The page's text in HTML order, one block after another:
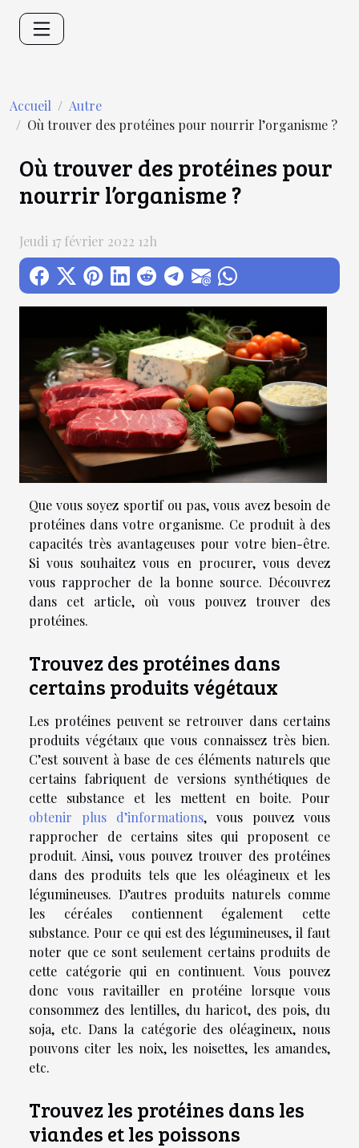
Accueil
Autre
Où trouver des protéines pour nourrir l’organisme ?
Où trouver des protéines pour
nourrir l’organisme ?
Jeudi 17 février 2022 12h
Que vous soyez sportif ou pas, vous avez besoin de
protéines dans votre organisme. Ce produit à des
capacités très avantageuses pour votre bien-être.
Si vous souhaitez vous en procurer, vous devez
vous rapprocher de la bonne source. Découvrez
dans cet article, où vous pouvez trouver des
protéines.
Trouvez des protéines dans
certains produits végétaux
Les protéines peuvent se retrouver dans certains
produits végétaux que vous connaissez très bien.
C’est souvent à base de ces éléments naturels que
certains fabriquent de versions synthétiques de
cette substance et les mettent en boite. Pour
obtenir plus d’informations, vous pouvez vous
rapprocher de certains sites qui proposent ce
produit. Ainsi, vous pouvez trouver des protéines
dans des produits tels que les oléagineux et les
légumineuses. D’autres produits naturels comme
les céréales contiennent également cette
substance. Pour ce qui est des légumineuses, il faut
noter que ce sont seulement certains produits de
cette catégorie qui en continuent. Vous pouvez
donc vous ravitailler en protéine lorsque vous
consommez des lentilles, du haricot, des pois, du
soja, etc. Dans la catégorie des oléagineux, nous
pouvons citer les noix, les noisettes, les amandes,
etc.
Trouvez les protéines dans les
viandes et les poissons